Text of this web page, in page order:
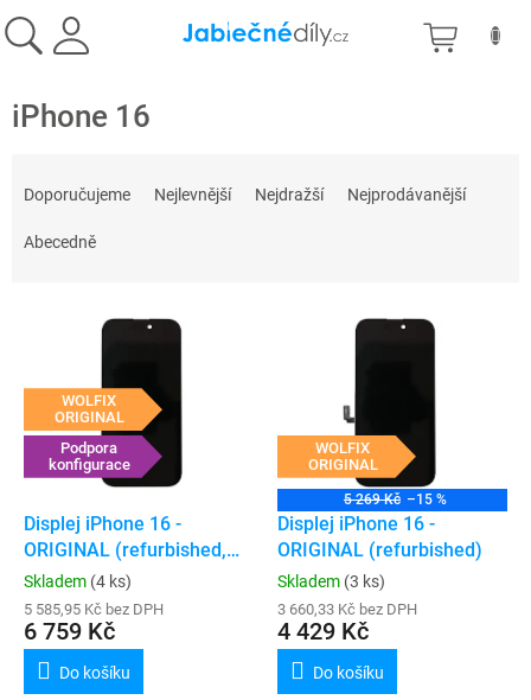
na
obsah
iPhone 16
Doporučujeme Nejlevnější Nejdražší Nejprodávanější
Abecedně
WOLFIX
ORIGINAL
Podpora
konfigurace
Displej iPhone 16 -
ORIGINAL (refurbished,
podpora konfigurace)
Skladem (4 ks)
5 585,95 Kč bez DPH
6 759 Kč
Do košíku
WOLFIX
ORIGINAL
5 269 Kč –15 %
Displej iPhone 16 -
ORIGINAL (refurbished)
Skladem (3 ks)
3 660,33 Kč bez DPH
4 429 Kč
Do košíku